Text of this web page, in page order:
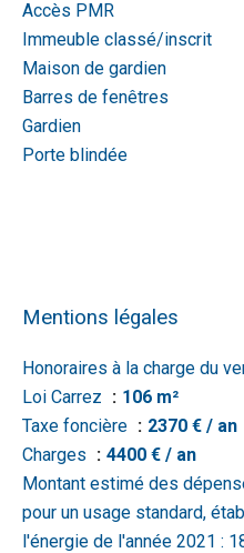
Accès PMR
Immeuble classé/inscrit
Maison de gardien
Barres de fenêtres
Gardien
Porte blindée
Mentions légales
Honoraires à la charge du
Loi Carrez
106 m²
Taxe foncière
2370 € / an
Charges
4400 € / an
Montant estimé des
pour un usage standard,
l'énergie de l'année 2021 :